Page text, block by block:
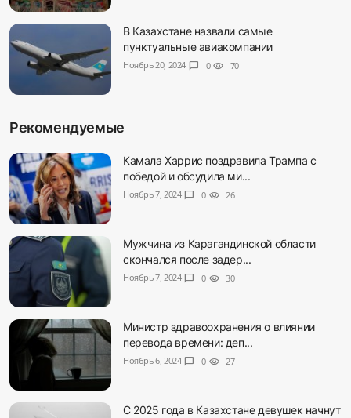
В Казахстане назвали самые
пунктуальные авиакомпании
Ноябрь 20, 2024 chat_bubble 0 visibility 70
Рекомендуемые
Камала Харрис поздравила Трампа с
победой и обсудила ми...
Ноябрь 7, 2024 chat_bubble 0 visibility 26
Мужчина из Карагандинской области
скончался после задер...
Ноябрь 7, 2024 chat_bubble 0 visibility 30
Министр здравоохранения о влиянии
перевода времени: деп...
Ноябрь 6, 2024 chat_bubble 0 visibility 27
С 2025 года в Казахстане девушек начнут